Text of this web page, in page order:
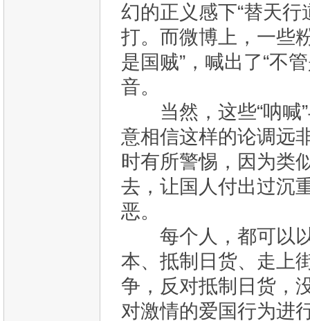
幻的正义感下“替天
打。而微博上，一些
是国贼”，喊出了“不
音。
当然，这些“呐喊”
意相信这样的论调远
时有所警惕，因为类
去，让国人付出过沉
恶。
每个人，都可以以
本、抵制日货、走上
争，反对抵制日货，
对激情的爱国行为进